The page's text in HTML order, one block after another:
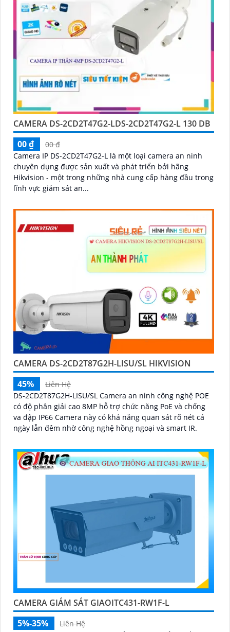
CAMERA DS-2CD2T47G2-LDS-2CD2T47G2-L 130 DB
00 ₫
00 ₫
Camera IP DS-2CD2T47G2-L là một loại camera an ninh
chuyên dụng được sản xuất và phát triển bởi hãng
Hikvision - một trong những nhà cung cấp hàng đầu trong
lĩnh vực giám sát an...
CAMERA DS-2CD2T87G2H-LISU/SL HIKVISION
45%
Liên Hệ
DS-2CD2T87G2H-LISU/SL Camera an ninh công nghệ POE
có độ phân giải cao 8MP hỗ trợ chức năng PoE và chống
va đập IP66 Camera này có khả năng quan sát rõ nét cả
ngày lẫn đêm nhờ công nghệ hồng ngoại và smart IR.
CAMERA GIÁM SÁT GIAOITC431-RW1F-L
5%-35%
Liên Hệ